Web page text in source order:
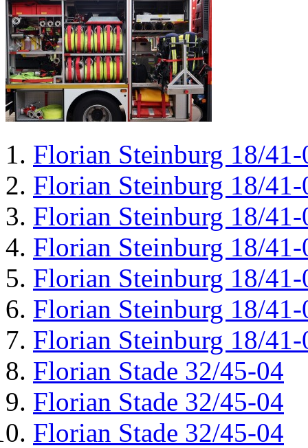
Florian Steinburg 18/41-
Florian Steinburg 18/41-
Florian Steinburg 18/41-
Florian Steinburg 18/41-
Florian Steinburg 18/41-
Florian Steinburg 18/41-
Florian Steinburg 18/41-
Florian Stade 32/45-04
Florian Stade 32/45-04
Florian Stade 32/45-04